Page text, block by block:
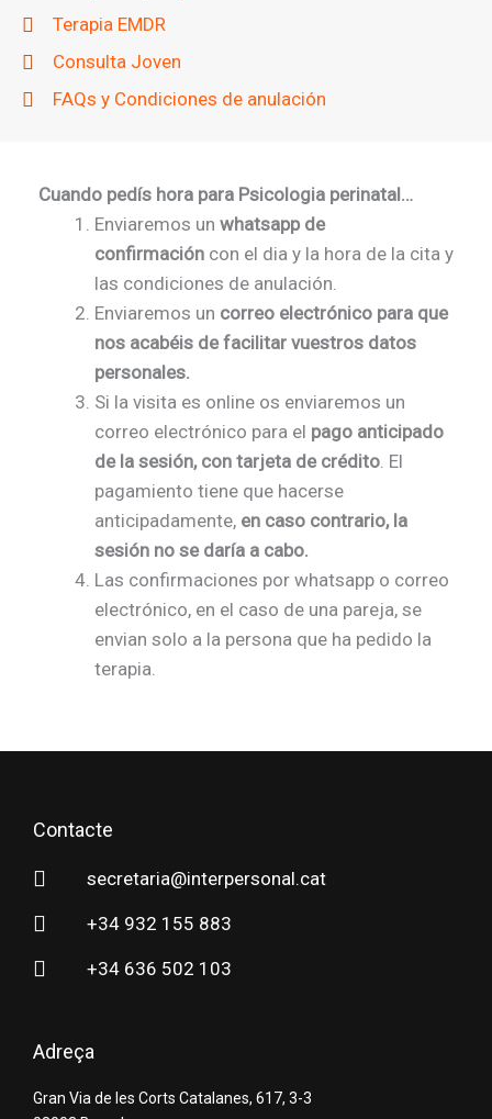
Terapia EMDR
Consulta Joven
FAQs y Condiciones de anulación
Cuando pedís hora para Psicologia perinatal…
Enviaremos un whatsapp de
confirmación con el dia y la hora de la cita y
las condiciones de anulación.
Enviaremos un correo electrónico para que
nos acabéis de facilitar vuestros datos
personales.
Si la visita es online os enviaremos un
correo electrónico para el pago anticipado
de la sesión, con tarjeta de crédito. El
pagamiento tiene que hacerse
anticipadamente, en caso contrario, la
sesión no se daría a cabo.
Las confirmaciones por whatsapp o correo
electrónico, en el caso de una pareja, se
envian solo a la persona que ha pedido la
terapia.
Contacte
secretaria@interpersonal.cat
+34 932 155 883
+34 636 502 103
Adreça
Gran Via de les Corts Catalanes, 617, 3-3